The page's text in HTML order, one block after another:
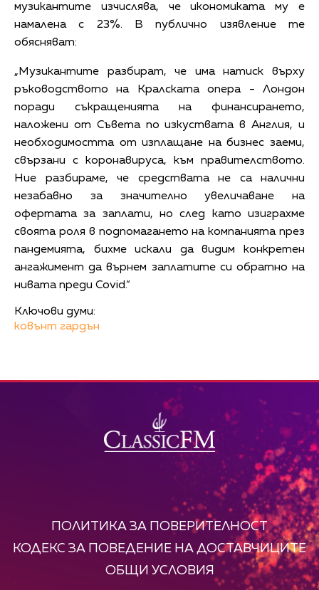
музикантите изчислява, че икономиката му е
намалена с 23%. В публично изявление те
обясняват:
„Музикантите разбират, че има натиск върху
ръководството на Кралската опера - Лондон
поради съкращенията на финансирането,
наложени от Съвета по изкуствата в Англия, и
необходимостта от изплащане на бизнес заеми,
свързани с коронавируса, към правителството.
Ние разбираме, че средствата не са налични
незабавно за значително увеличаване на
офертата за заплати, но след като изиграхме
своята роля в подпомагането на компанията през
пандемията, бихме искали да видим конкретен
ангажимент да върнем заплатите си обратно на
нивата преди Covid.“
Ключови думи:
ковънт гардън
ПОЛИТИКА ЗА ПОВЕРИТЕЛНОСТ
КОДЕКС ЗА ПОВЕДЕНИЕ НА ДОСТАВЧИЦИТЕ
ОБЩИ УСЛОВИЯ